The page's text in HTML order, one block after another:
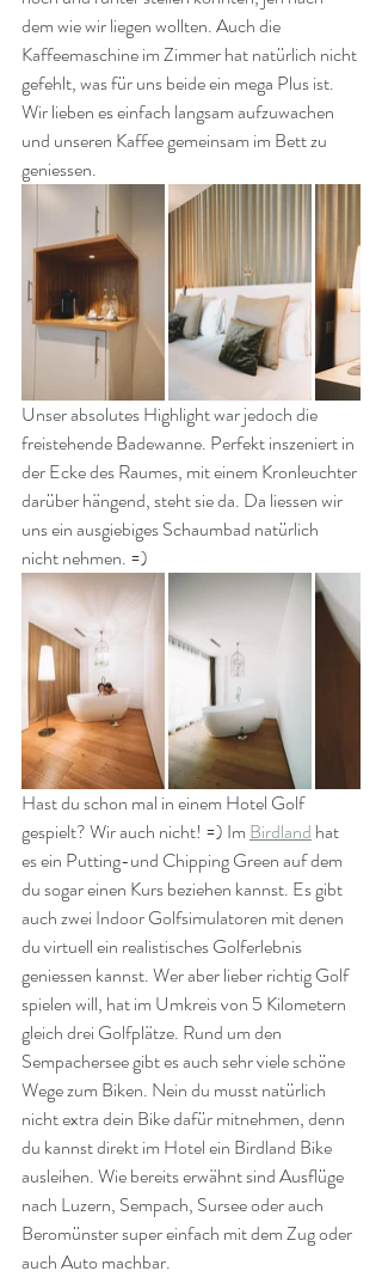
dem wie wir liegen wollten. Auch die
Kaffeemaschine im Zimmer hat natürlich nicht
gefehlt, was für uns beide ein mega Plus ist.
Wir lieben es einfach langsam aufzuwachen
und unseren Kaffee gemeinsam im Bett zu
geniessen.
Unser absolutes Highlight war jedoch die
freistehende Badewanne. Perfekt inszeniert in
der Ecke des Raumes, mit einem Kronleuchter
darüber hängend, steht sie da. Da liessen wir
uns ein ausgiebiges Schaumbad natürlich
nicht nehmen. =)
Hast du schon mal in einem Hotel Golf
gespielt? Wir auch nicht! =) Im Birdland hat
es ein Putting-und Chipping Green auf dem
du sogar einen Kurs beziehen kannst. Es gibt
auch zwei Indoor Golfsimulatoren mit denen
du virtuell ein realistisches Golferlebnis
geniessen kannst. Wer aber lieber richtig Golf
spielen will, hat im Umkreis von 5 Kilometern
gleich drei Golfplätze. Rund um den
Sempachersee gibt es auch sehr viele schöne
Wege zum Biken. Nein du musst natürlich
nicht extra dein Bike dafür mitnehmen, denn
du kannst direkt im Hotel ein Birdland Bike
ausleihen. Wie bereits erwähnt sind Ausflüge
nach Luzern, Sempach, Sursee oder auch
Beromünster super einfach mit dem Zug oder
auch Auto machbar.